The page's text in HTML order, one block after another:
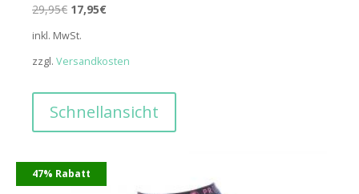
29,95€ Ursprünglicher
29,95€
17,95€Aktueller
17,95€.
inkl. MwSt.
zzgl. Versandkosten
Schnellansicht
47% Rabatt